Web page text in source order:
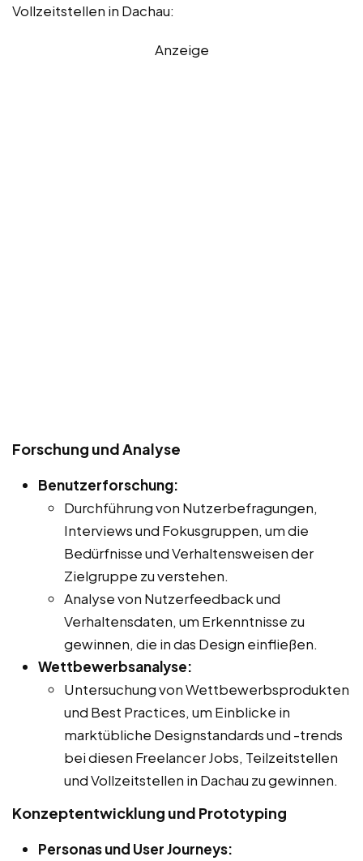
Vollzeitstellen in Dachau:
Anzeige
Forschung und Analyse
Benutzerforschung:
Durchführung von Nutzerbefragungen,
Interviews und Fokusgruppen, um die
Bedürfnisse und Verhaltensweisen der
Zielgruppe zu verstehen.
Analyse von Nutzerfeedback und
Verhaltensdaten, um Erkenntnisse zu
gewinnen, die in das Design einfließen.
Wettbewerbsanalyse:
Untersuchung von Wettbewerbsprodukten
und Best Practices, um Einblicke in
marktübliche Designstandards und -trends
bei diesen Freelancer Jobs, Teilzeitstellen
und Vollzeitstellen in Dachau zu gewinnen.
Konzeptentwicklung und Prototyping
Personas und User Journeys: